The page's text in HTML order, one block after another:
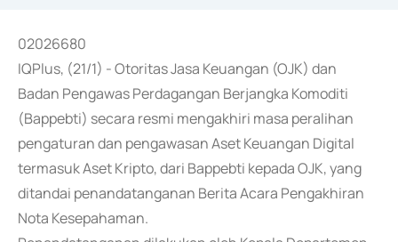
02026680
IQPlus, (21/1) - Otoritas Jasa Keuangan (OJK) dan
Badan Pengawas Perdagangan Berjangka Komoditi
(Bappebti) secara resmi mengakhiri masa peralihan
pengaturan dan pengawasan Aset Keuangan Digital
termasuk Aset Kripto, dari Bappebti kepada OJK, yang
ditandai penandatanganan Berita Acara Pengakhiran
Nota Kesepahaman.